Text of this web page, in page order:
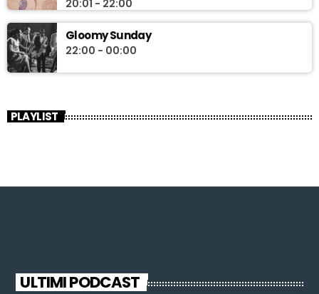
20:01 - 22:00
Gloomy Sunday
22:00 - 00:00
PLAYLIST
ULTIMI PODCAST